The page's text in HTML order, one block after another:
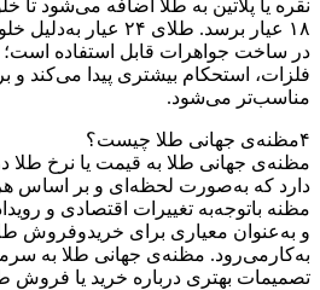
نقره یا پلاتین به طلا اضافه می‌شود تا
۱۸ عیار برسد. طلای ۲۴
در ساخت جواهرات قابل استفاده است؛
فلزات، استحکام بیشتری پیدا می‌کند و
مناسب‌تر می‌شود.
۴مظنه‌ی جهانی طلا‌ چیست؟
مظنه‌ی جهانی طلا به قیمت یا نرخ طلا
دارد که به‌صورت لحظه‌ای و بر اساس
مظنه با‌توجه‌به تغییرات اقتصادی و
و به‌عنوان معیاری برای خرید‌و‌فروش
به‌کار‌می‌رود. مظنه‌ی جهانی طلا به
تصمیمات بهتری درباره خرید یا فروش